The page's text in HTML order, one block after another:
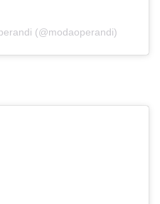
(@modaoperandi)